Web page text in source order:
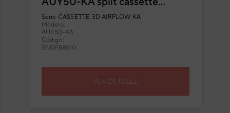
Inverter con flujo circular
Serie CASSETTE 3D AIRFLOW KA
Modelo:
AUY50-KA
Código:
3NGF88610
VER DETALLE